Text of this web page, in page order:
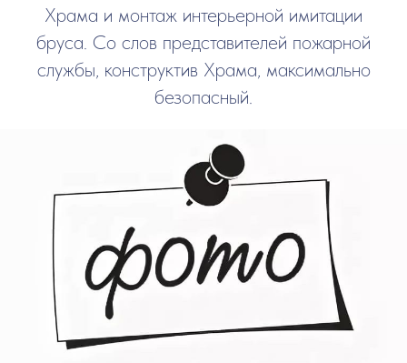
Храма и монтаж интерьерной имитации
бруса. Со слов представителей пожарной
службы, конструктив Храма, максимально
безопасный.